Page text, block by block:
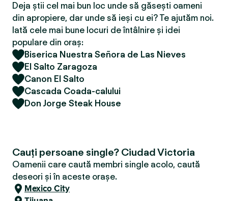
Deja știi cel mai bun loc unde să găsești oameni
din apropiere, dar unde să ieși cu ei? Te ajutăm noi.
Iată cele mai bune locuri de întâlnire și idei
populare din oraș:
Biserica Nuestra Señora de Las Nieves
El Salto Zaragoza
Canon El Salto
Cascada Coada-calului
Don Jorge Steak House
Cauți persoane single? Ciudad Victoria
Oamenii care caută membri single acolo, caută
deseori și în aceste orașe.
Mexico City